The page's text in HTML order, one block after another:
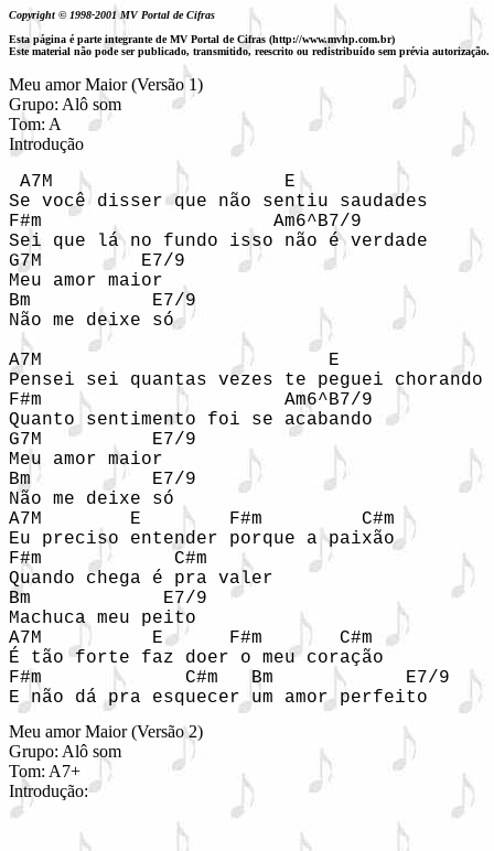
Copyright © 1998-2001 MV Portal de Cifras
Esta página é parte integrante de MV Portal de Cifras (http://www.mvhp.com.br)
Este material não pode ser publicado, transmitido, reescrito ou redistribuído sem prévia autorização.
Meu amor Maior (Versão 1)
Grupo: Alô som
Tom: A
Introdução
A7M                     E
Se você disser que não sentiu saudades
F#m                     Am6^B7/9
Sei que lá no fundo isso não é verdade
G7M         E7/9
Meu amor maior
Bm           E7/9
Não me deixe só
A7M                          E
Pensei sei quantas vezes te peguei chorando
F#m                      Am6^B7/9
Quanto sentimento foi se acabando
G7M          E7/9
Meu amor maior
Bm           E7/9
Não me deixe só
A7M        E        F#m         C#m
Eu preciso entender porque a paixão
F#m            C#m
Quando chega é pra valer
Bm            E7/9
Machuca meu peito
A7M          E      F#m       C#m
É tão forte faz doer o meu coração
F#m             C#m   Bm            E7/9
Meu amor Maior (Versão 2)
Grupo: Alô som
Tom: A7+
Introdução: